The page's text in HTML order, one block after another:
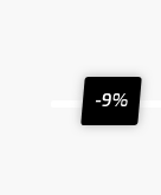
-9%